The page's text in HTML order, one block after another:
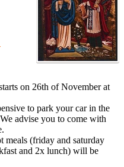
on 26th of November at
to park your car in the
advise you to come with
meals (friday and saturday
and 2x lunch) will be